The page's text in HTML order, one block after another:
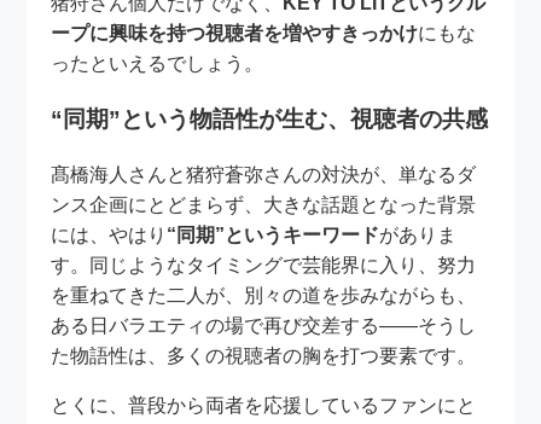
ープに興味を持つ視聴者を増やすきっかけにもな
ったといえるでしょう。
“同期”という物語性が生む、視聴者の共感
髙橋海人さんと猪狩蒼弥さんの対決が、単なるダ
ンス企画にとどまらず、大きな話題となった背景
には、やはり “同期”というキーワードがありま
す。同じようなタイミングで芸能界に入り、努力
を重ねてきた二人が、別々の道を歩みながらも、
ある日バラエティの場で再び交差する——そうし
た物語性は、多くの視聴者の胸を打つ要素です。
とくに、普段から両者を応援しているファンにと